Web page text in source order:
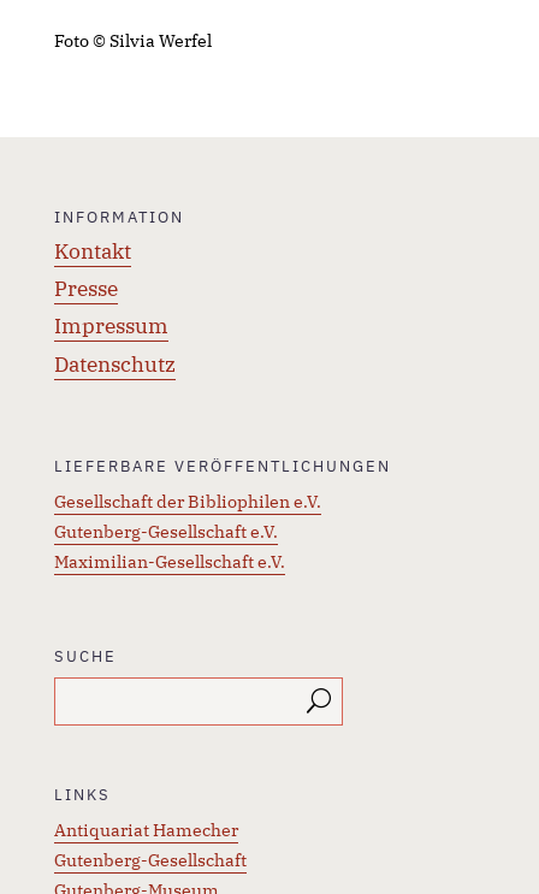
Foto © Silvia Werfel
INFORMATION
Kontakt
Presse
Impressum
Datenschutz
LIEFERBARE VERÖFFENTLICHUNGEN
Gesellschaft der Bibliophilen e.V.
Gutenberg-Gesellschaft e.V.
Maximilian-Gesellschaft e.V.
SUCHE
LINKS
Antiquariat Hamecher
Gutenberg-Gesellschaft